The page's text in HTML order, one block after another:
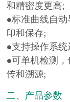
和精密度更高;
●标准曲线自
印和保存;
●支持操作系
●可单机检测
传和溯源;
二、产品参数